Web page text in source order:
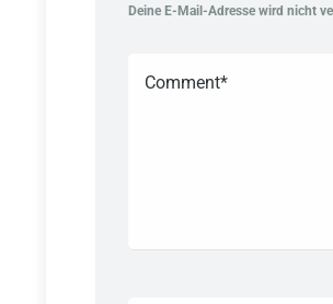
Deine E-Mail-Adresse wird nicht